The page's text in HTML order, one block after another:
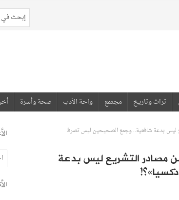
تراث وتاريخ مجتمع واحة الأدب صحة وأسرة
ليس بدعة شافعية.. وجمع الصحيحين ليس تصرفا
من مصادر التشريع ليس بدعة